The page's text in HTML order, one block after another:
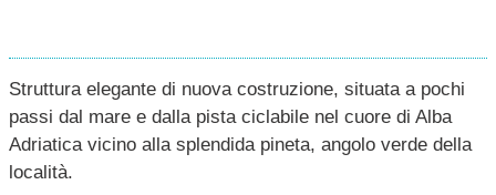
Struttura elegante di nuova costruzione, situata a pochi
passi dal mare e dalla pista ciclabile nel cuore di Alba
Adriatica vicino alla splendida pineta, angolo verde della
località.